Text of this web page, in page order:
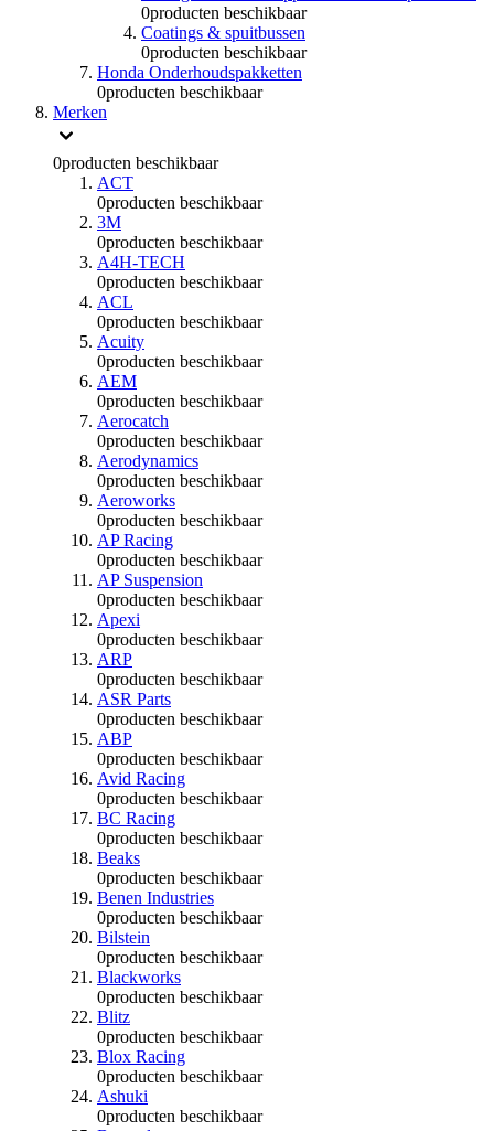
0producten beschikbaar
Coatings & spuitbussen
0producten beschikbaar
Honda Onderhoudspakketten
0producten beschikbaar
Merken
0producten beschikbaar
ACT
0producten beschikbaar
3M
0producten beschikbaar
A4H-TECH
0producten beschikbaar
ACL
0producten beschikbaar
Acuity
0producten beschikbaar
AEM
0producten beschikbaar
Aerocatch
0producten beschikbaar
Aerodynamics
0producten beschikbaar
Aeroworks
0producten beschikbaar
AP Racing
0producten beschikbaar
AP Suspension
0producten beschikbaar
Apexi
0producten beschikbaar
ARP
0producten beschikbaar
ASR Parts
0producten beschikbaar
ABP
0producten beschikbaar
Avid Racing
0producten beschikbaar
BC Racing
0producten beschikbaar
Beaks
0producten beschikbaar
Benen Industries
0producten beschikbaar
Bilstein
0producten beschikbaar
Blackworks
0producten beschikbaar
Blitz
0producten beschikbaar
Blox Racing
0producten beschikbaar
Ashuki
0producten beschikbaar